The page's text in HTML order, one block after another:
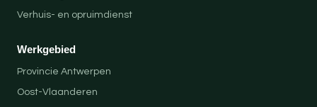
Verhuis- en opruimdienst
Werkgebied
Provincie Antwerpen
Oost-Vlaanderen